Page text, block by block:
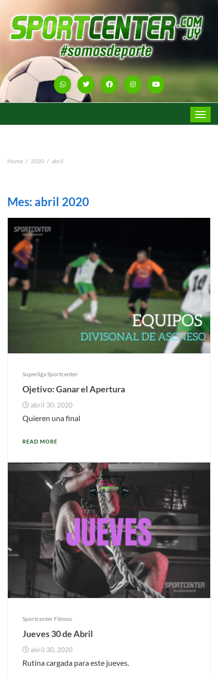
Toggle
Home 2020 abril
Mes: abril 2020
Superliga Sportcenter
Ojetivo: Ganar el Apertura
abril 30, 2020
Quieren una final
READ MORE
Sportcenter Fitness
Jueves 30 de Abril
abril 30, 2020
Rutina cargada para este jueves.